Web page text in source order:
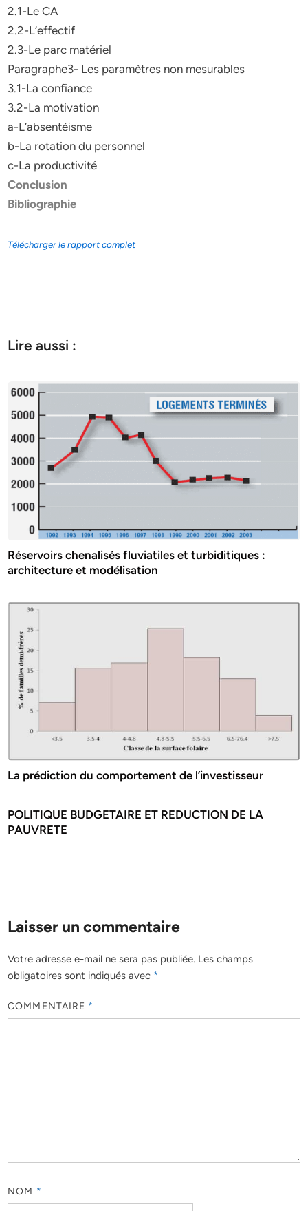
2.1-Le CA
2.2-L’effectif
2.3-Le parc matériel
Paragraphe3- Les paramètres non mesurables
3.1-La confiance
3.2-La motivation
a-L’absentéisme
b-La rotation du personnel
c-La productivité
Conclusion
Bibliographie
Télécharger le rapport complet
Lire aussi :
Réservoirs chenalisés fluviatiles et turbiditiques :
architecture et modélisation
La prédiction du comportement de l’investisseur
POLITIQUE BUDGETAIRE ET REDUCTION DE LA
PAUVRETE
Laisser un commentaire
Votre adresse e-mail ne sera pas publiée. Les champs
obligatoires sont indiqués avec *
COMMENTAIRE *
NOM *